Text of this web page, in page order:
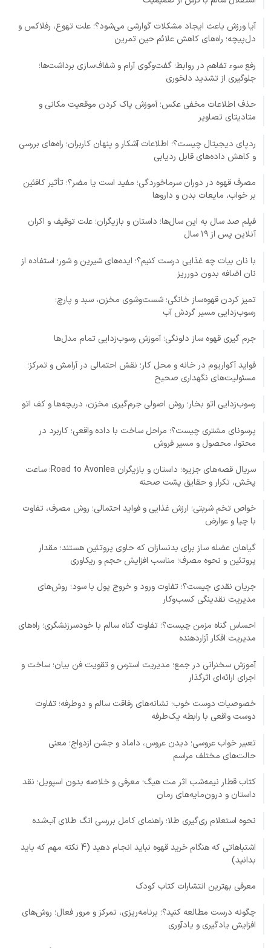
آیا ورزش باعث ایجاد مشکلات گوارشی می‌شود؟؛ علت تهوع، رفلاکس و
دل‌پیچه؛ راه‌های کاهش علائم حین تمرین
رفع سوء تفاهم در روابط؛ گفت‌وگوی آرام و شفاف‌سازی برداشت‌ها؛
جلوگیری از تشدید دلخوری
حذف اطلاعات مخفی عکس؛ آموزش پاک کردن موقعیت مکانی و
متادیتای تصاویر
ردپای دیجیتال چیست؟؛ اطلاعات آشکار و پنهان کاربران؛ راه‌های بررسی
و کاهش داده‌های قابل ردیابی
مصرف قهوه در دوران سرماخوردگی؛ مفید است یا مضر؟؛ تأثیر کافئین
بر خواب، مایعات بدن و داروها
فیلم صد سال به این سال‌ها؛ داستان و بازیگران؛ علت توقیف و اکران
آنلاین پس از ۱۹ سال
با نان بیات چه غذایی درست کنیم؟؛ ایده‌های شیرین و شور؛ استفاده از
نان اضافه بدون دورریز
تمیز کردن قهوه‌ساز خانگی؛ شست‌وشوی مخزن، سبد و پارچ؛
رسوب‌زدایی مسیر گردش آب
جرم گیری قهوه ساز دلونگی؛ آموزش رسوب‌زدایی تمام مدل‌ها
فواید آکواریوم در خانه و محل کار؛ نقش احتمالی در آرامش و تمرکز؛
مسئولیت‌های نگهداری صحیح
رسوب‌زدایی اتو بخار؛ روش اصولی جرم‌گیری مخزن، دریچه‌ها و کف اتو
پرسونای مشتری چیست؟؛ مراحل ساخت با داده واقعی؛ کاربرد در
محتوا، محصول و مسیر فروش
سریال قصه‌های جزیره؛ داستان و بازیگران Road to Avonlea؛ ساعت
پخش، تکرار و حقایق پشت صحنه
خواص تخم شربتی؛ ارزش غذایی و فواید احتمالی؛ روش مصرف، تفاوت
با چیا و عوارض
گیاهان عضله ساز برای بدنسازان که حاوی پروتئین هستند؛ مقدار
پروتئین و نحوه مصرف؛ مناسب افزایش حجم و ریکاوری
جریان نقدی چیست؟؛ تفاوت ورود و خروج پول با سود؛ روش‌های
مدیریت نقدینگی کسب‌وکار
احساس گناه مزمن چیست؟؛ تفاوت گناه سالم با خودسرزنشگری؛ راه‌های
مدیریت افکار آزاردهنده
آموزش سخنرانی در جمع؛ مدیریت استرس و تقویت فن بیان؛ ساخت و
اجرای ارائه‌ای اثرگذار
خصوصیات دوست خوب؛ نشانه‌های رفاقت سالم و دوطرفه؛ تفاوت
دوست واقعی با رابطه یک‌طرفه
تعبیر خواب عروسی؛ دیدن عروس، داماد و جشن ازدواج؛ معنی
حالت‌های مختلف مراسم
کتاب قطار نیمه‌شب اثر مت هیگ؛ معرفی و خلاصه بدون اسپویل؛ نقد
داستان و درون‌مایه‌های رمان
نحوه استعلام ری‌گیری طلا؛ راهنمای کامل بررسی انگ طلای آب‌شده
اشتباهاتی که هنگام خرید قهوه نباید انجام دهید (4 نکته مهم که باید
بدانید)
معرفی بهترین انتشارات کتاب کودک
چگونه درست مطالعه کنید؟؛ برنامه‌ریزی، تمرکز و مرور فعال؛ روش‌های
افزایش یادگیری و یادآوری